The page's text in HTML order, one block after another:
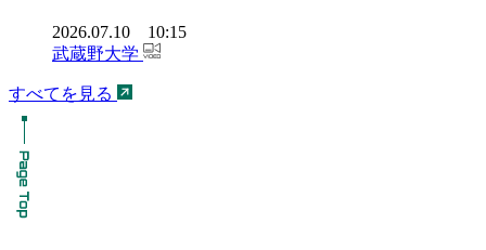
2026.07.10 10:15
武蔵野大学
すべてを見る